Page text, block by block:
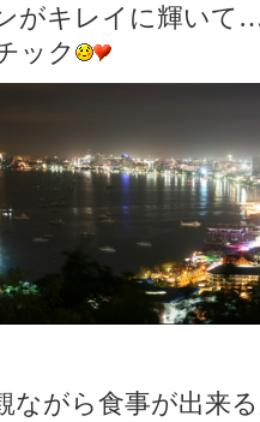
がキレイに輝いて
ック
ながら食事が出来